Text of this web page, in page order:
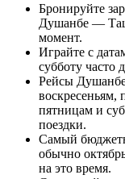
Бронируйте
Душанбе —
момент.
Играйте с
субботу часто
Рейсы
воскресеньям,
пятницам и
поездки.
Самый
обычно
на это время.